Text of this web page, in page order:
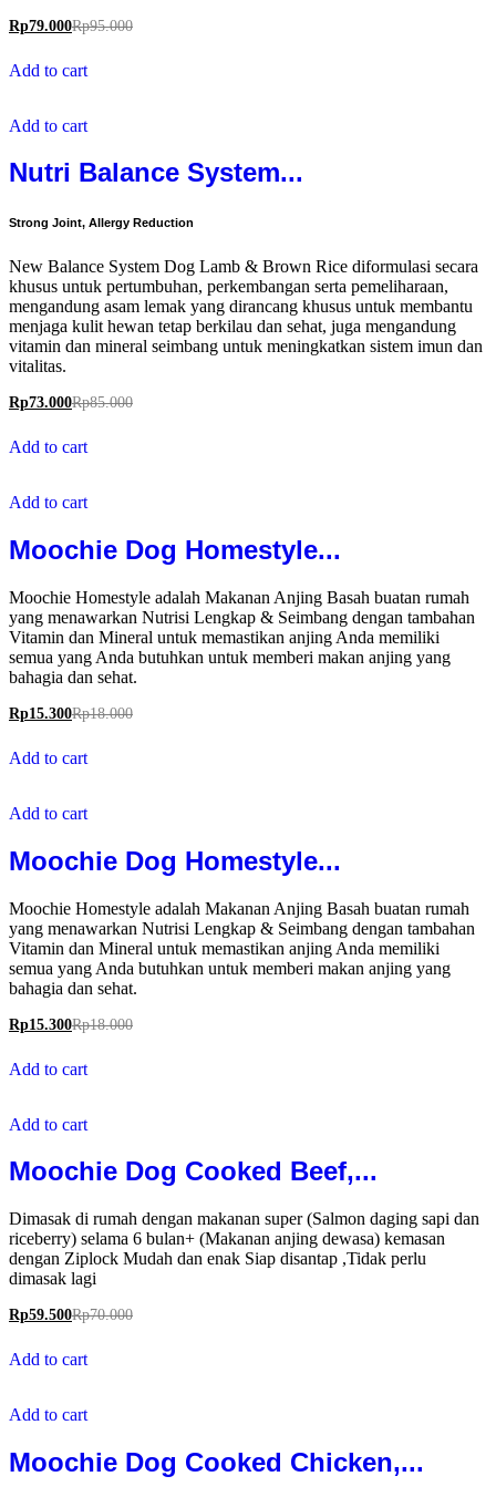
Rp79.000Rp95.000
Add to cart
Add to cart
Nutri Balance System...
Strong Joint, Allergy Reduction
New Balance System Dog Lamb & Brown Rice diformulasi secara
khusus untuk pertumbuhan, perkembangan serta pemeliharaan,
mengandung asam lemak yang dirancang khusus untuk membantu
menjaga kulit hewan tetap berkilau dan sehat, juga mengandung
vitamin dan mineral seimbang untuk meningkatkan sistem imun dan
vitalitas.
Rp73.000Rp85.000
Add to cart
Add to cart
Moochie Dog Homestyle...
Moochie Homestyle adalah Makanan Anjing Basah buatan rumah
yang menawarkan Nutrisi Lengkap & Seimbang dengan tambahan
Vitamin dan Mineral untuk memastikan anjing Anda memiliki
semua yang Anda butuhkan untuk memberi makan anjing yang
bahagia dan sehat.
Rp15.300Rp18.000
Add to cart
Add to cart
Moochie Dog Homestyle...
Moochie Homestyle adalah Makanan Anjing Basah buatan rumah
yang menawarkan Nutrisi Lengkap & Seimbang dengan tambahan
Vitamin dan Mineral untuk memastikan anjing Anda memiliki
semua yang Anda butuhkan untuk memberi makan anjing yang
bahagia dan sehat.
Rp15.300Rp18.000
Add to cart
Add to cart
Moochie Dog Cooked Beef,...
Dimasak di rumah dengan makanan super (Salmon daging sapi dan
riceberry) selama 6 bulan+ (Makanan anjing dewasa) kemasan
dengan Ziplock Mudah dan enak Siap disantap ,Tidak perlu
dimasak lagi
Rp59.500Rp70.000
Add to cart
Add to cart
Moochie Dog Cooked Chicken,...